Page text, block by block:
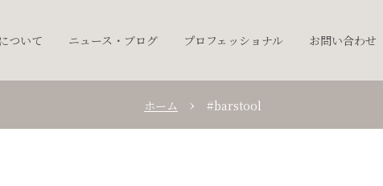
ついて ニュース・ブログ プロフェッショナル お問い合わせ
ホーム #barstool